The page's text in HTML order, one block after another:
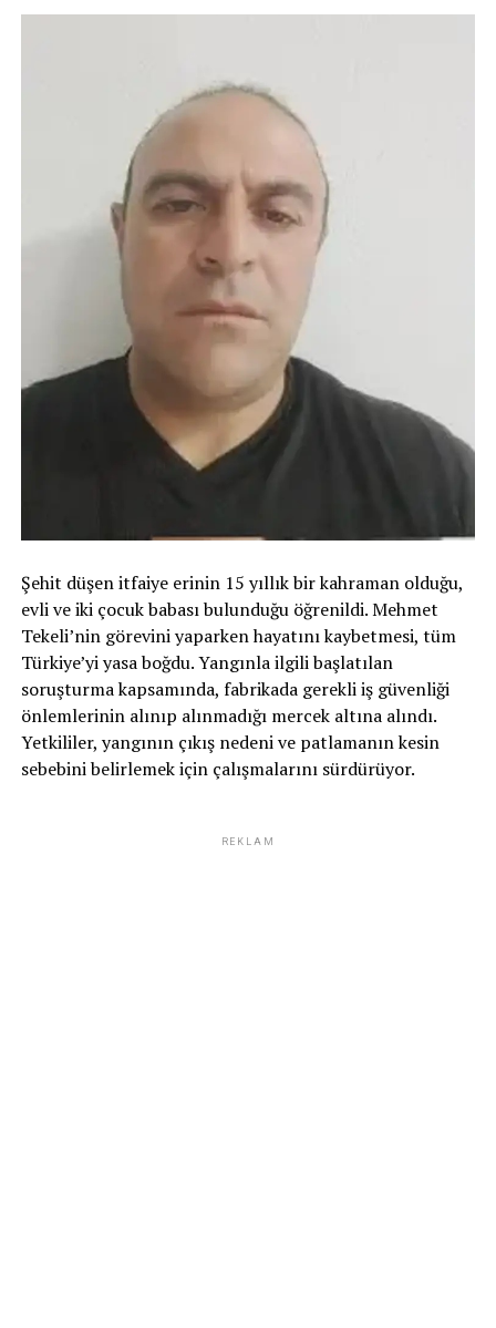
Şehit düşen itfaiye erinin 15 yıllık bir kahraman olduğu,
evli ve iki çocuk babası bulunduğu öğrenildi. Mehmet
Tekeli’nin görevini yaparken hayatını kaybetmesi, tüm
Türkiye’yi yasa boğdu. Yangınla ilgili başlatılan
soruşturma kapsamında, fabrikada gerekli iş güvenliği
önlemlerinin alınıp alınmadığı mercek altına alındı.
Yetkililer, yangının çıkış nedeni ve patlamanın kesin
sebebini belirlemek için çalışmalarını sürdürüyor.
REKLAM